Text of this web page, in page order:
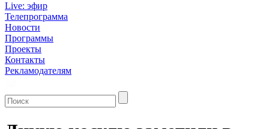
Live: эфир
Телепрограмма
Новости
Программы
Проекты
Контакты
Рекламодателям